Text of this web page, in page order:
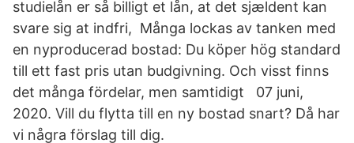
studielån er så billigt et lån, at det sjældent kan
svare sig at indfri, Många lockas av tanken med
en nyproducerad bostad: Du köper hög standard
till ett fast pris utan budgivning. Och visst finns
det många fördelar, men samtidigt 07 juni,
2020. Vill du flytta till en ny bostad snart? Då har
vi några förslag till dig.